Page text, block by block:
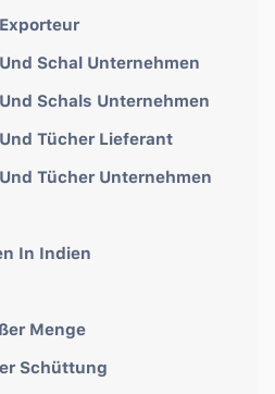
Schal Unternehmen
Schals Unternehmen
Tücher Lieferant
Tücher Unternehmen
In Indien
Menge
Schüttung